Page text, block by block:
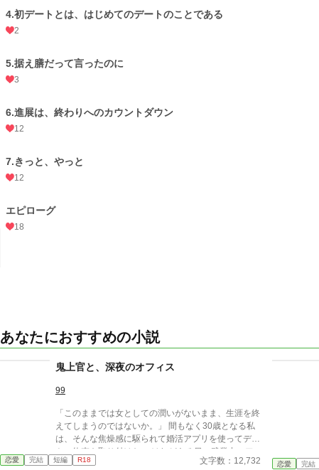
4.初デートとは、はじめてのデートのことである
2
5.据え膳だって言ったのに
3
6.進展は、終わりへのカウントダウン
12
7.きっと、やっと
12
エピローグ
18
あなたにおすすめの小説
鬼上官と、深夜のオフィス
99
「このままでは女としての潤いがないまま、生涯を終
えてしまうのではないか。」 間もなく30歳となる私
は、そんな焦燥感に駆られて婚活アプリを使ってデー
トの約束を取り付けた。 けれどある日の残業中、ア
プリを操作しているところを会社の同僚の「鬼上官」
恋愛 完結 短編 R18 文字数：12,732 恋愛 完結